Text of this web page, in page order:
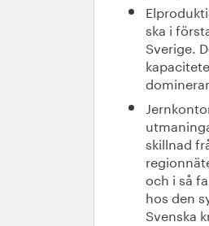
ska i
Sverige.
skillnad
och i så
hos den
Svenska